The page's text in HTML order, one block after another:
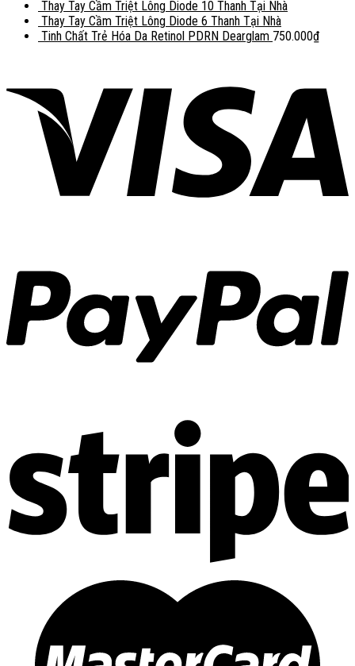
Thay Tay Cầm Triệt Lông Diode 10 Thanh Tại Nhà
Thay Tay Cầm Triệt Lông Diode 6 Thanh Tại Nhà
Tinh Chất Trẻ Hóa Da Retinol PDRN Dearglam 750.000₫